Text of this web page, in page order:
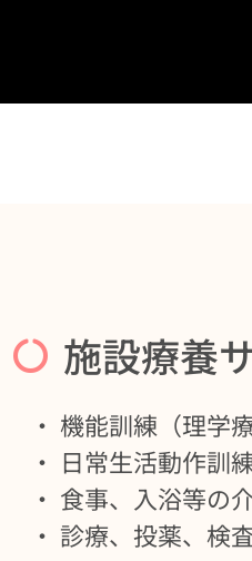
施設療養
・ 機能訓練（理学
・ 日常生活動作訓
・ 食事、入浴等の
・ 診療、投薬、検